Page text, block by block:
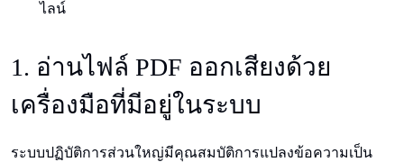
ไลน์
1. อ่านไฟล์ PDF ออกเสียงด้วย
เครื่องมือที่มีอยู่ในระบบ
ระบบปฏิบัติการส่วนใหญ่มีคุณสมบัติการแปลงข้อความเป็น